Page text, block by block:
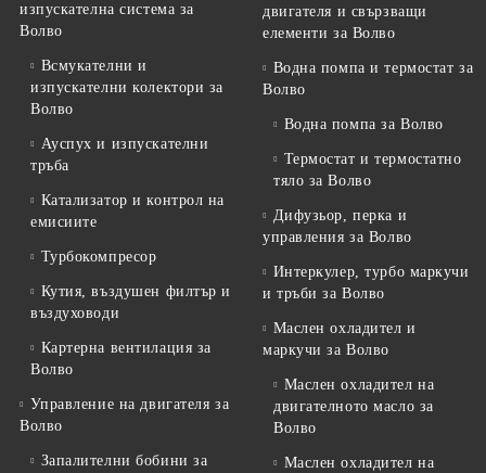
изпускателна система за
Волво
Всмукателни и
изпускателни колектори за
Волво
Ауспух и изпускателни
тръба
Катализатор и контрол на
емисиите
Турбокомпресор
Кутия, въздушен филтър и
въздуховоди
Картерна вентилация за
Волво
Управление на двигателя за
Волво
Запалителни бобини за
двигателя и свързващи
елементи за Волво
Водна помпа и термостат за
Волво
Водна помпа за Волво
Термостат и термостатно
тяло за Волво
Дифузьор, перка и
управления за Волво
Интеркулер, турбо маркучи
и тръби за Волво
Маслен охладител и
маркучи за Волво
Маслен охладител на
двигателното масло за
Волво
Маслен охладител на